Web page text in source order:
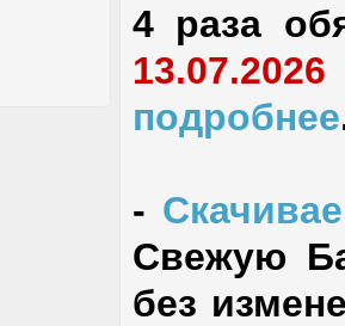
4 раза
13.07.2026
подробнее
-
Свежую
без